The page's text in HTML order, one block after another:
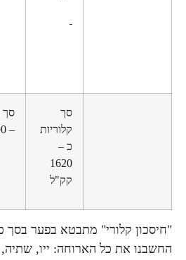
סך
קלוריות
כ –
1620
קק"ל
סך
– 890 קק"ל
החשבנו את כל הארוחה: ייו,